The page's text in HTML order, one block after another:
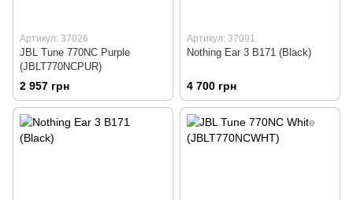
Артикул: 37026
JBL Tune 770NC Purple
(JBLT770NCPUR)
2 957 грн
Артикул: 37091
Nothing Ear 3 B171 (Black)
4 700 грн